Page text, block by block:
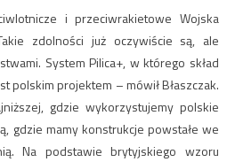
i przeciwrakietowe Wojska
zdolności już oczywiście są, ale
System Pilica+, w którego skład
polskim projektem – mówił Błaszczak.
gdzie wykorzystujemy polskie
gdzie mamy konstrukcje powstałe we
Na podstawie brytyjskiego wzoru